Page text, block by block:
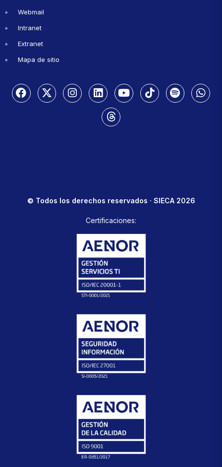
Webmail
Intranet
Extranet
Mapa de sitio
© Todos los derechos reservados · SIECA 2026
Certificaciones: